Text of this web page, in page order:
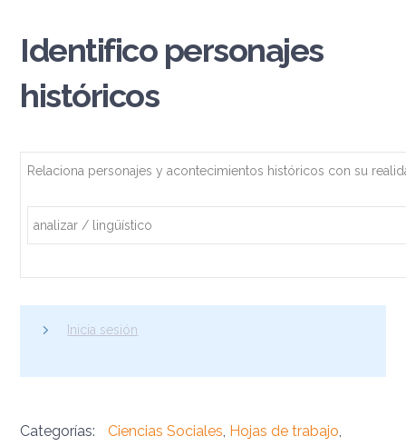
Identifico personajes
históricos
Relaciona personajes y acontecimientos históricos con su
analizar / lingüístico
Inicia sesión
Categorías: Ciencias Sociales Hojas de trabajo